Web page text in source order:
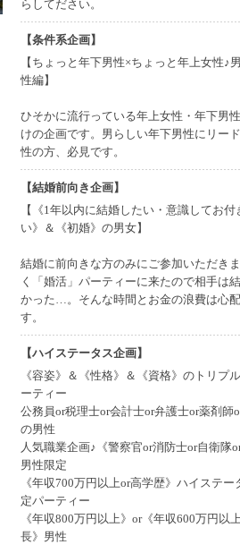
らしてださい。
【条件系企画】
【ちょっと年下男性×ちょっと年上女性♪
性編】
ひそかに流行っている年上女性・年下男
けの企画です。男らしい年下男性にリー
性の方、必見です。
【結婚前向き企画】
【《1年以内に結婚したい・意識してお付
い》＆《初婚》の男女】
結婚に前向きな方のみにご参加いただき
く「婚活」パーティーに来たので相手は
かった…。そんな時間とお金の浪費は心
す。
【ハイステータス企画】
《容姿》＆《性格》＆《資格》のトリプ
ーティー
公務員or税理士or会計士or弁護士or薬剤師
の男性
人気職業企画♪《警察官or消防士or自衛隊
男性限定
《年収700万円以上or高学歴》ハイステー
定パーティー
《年収800万円以上》or《年収600万円以
長》男性